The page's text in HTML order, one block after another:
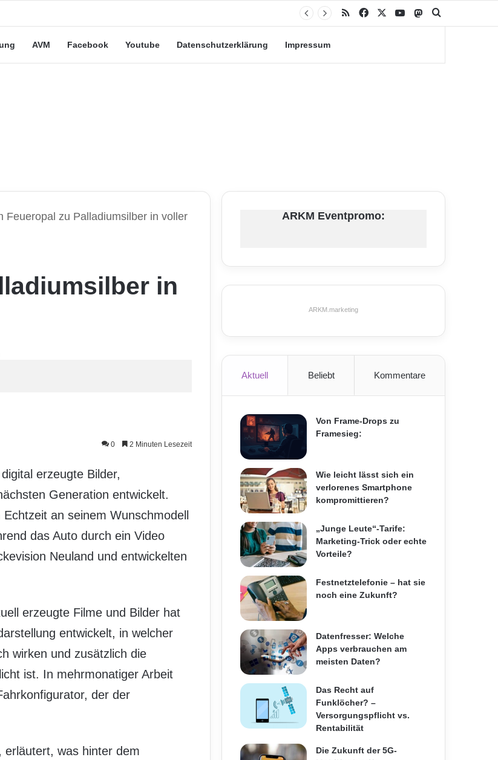
Marketing-Trick oder echte Vorteile? RSS Facebook YouTubeMastodon
AVM Facebook Youtube Datenschutzerklärung Impressum
Feueropal zu Palladiumsilber in voller
in
0 2 Minuten Lesezeit
erzeugte Bilder,
Generation entwickelt.
an seinem Wunschmodell
das Auto durch ein Video
Neuland und entwickelten
erzeugte Filme und Bilder hat
entwickelt, in welcher
wirken und zusätzlich die
ist. In mehrmonatiger Arbeit
der der
erläutert, was hinter dem
ARKM Eventpromo:
ARKM.marketing
Aktuell Beliebt Kommentare
Von Frame-Drops zu
Framesieg:
Wie leicht lässt sich ein
verlorenes Smartphone
kompromittieren?
„Junge Leute“-Tarife:
Marketing-Trick oder echte
Vorteile?
Festnetztelefonie – hat sie
noch eine Zukunft?
Datenfresser: Welche
Apps verbrauchen am
meisten Daten?
Das Recht auf
Funklöcher? –
Versorgungspflicht vs.
Rentabilität
Die Zukunft der 5G-